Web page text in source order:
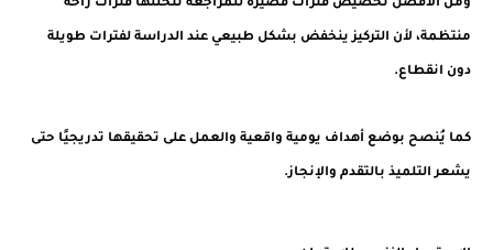
ومن الأفضل تخصيص فترات قصيرة للمراجعة تتخللها فترات راحة
منتظمة، لأن التركيز ينخفض بشكل طبيعي عند الدراسة لفترات طويلة
دون انقطاع.
كما يُنصح بوضع أهداف يومية واقعية والعمل على تحقيقها تدريجيًا حتى
يشعر التلميذ بالتقدم والإنجاز.